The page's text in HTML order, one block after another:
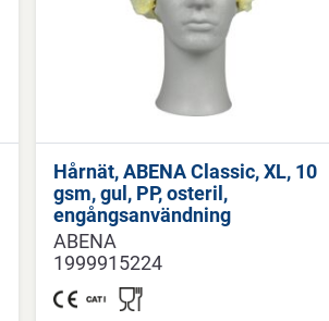
Hårnät, ABENA Classic, XL, 10
gsm, gul, PP, osteril,
engångsanvändning
ABENA
1999915224